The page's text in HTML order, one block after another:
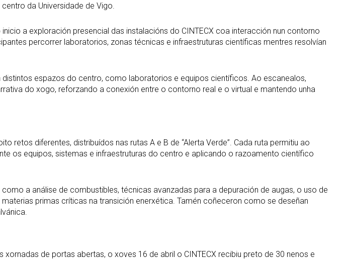
da Universidade de Vigo.
a exploración presencial das instalacións do CINTECX coa interacción nun contorno
percorrer laboratorios, zonas técnicas e infraestruturas científicas mentres resolvían
espazos do centro, como laboratorios e equipos científicos. Ao escanealos,
do xogo, reforzando a conexión entre o contorno real e o virtual e mantendo unha
retos diferentes, distribuídos nas rutas A e B de “Alerta Verde”. Cada ruta permitiu ao
os equipos, sistemas e infraestruturas do centro e aplicando o razoamento científico
a análise de combustibles, técnicas avanzadas para a depuración de augas, o uso de
primas críticas na transición enerxética. Tamén coñeceron como se deseñan
de portas abertas, o xoves 16 de abril o CINTECX recibiu preto de 30 nenos e